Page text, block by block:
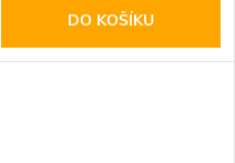
DO KOŠÍKU